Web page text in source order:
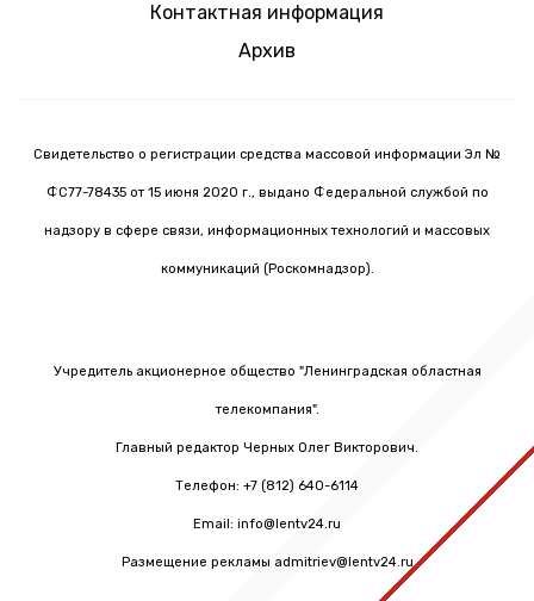
Контактная информация
Архив
Свидетельство о регистрации средства массовой информации Эл №
ФС77-78435 от 15 июня 2020 г., выдано Федеральной службой по
надзору в сфере связи, информационных технологий и массовых
коммуникаций (Роскомнадзор).
Учредитель акционерное общество "Ленинградская областная
телекомпания".
Главный редактор Черных Олег Викторович.
Телефон: +7 (812) 640-6114
Email: info@lentv24.ru
Размещение рекламы admitriev@lentv24.ru